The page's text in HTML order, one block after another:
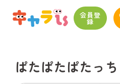
会員登
録
ぱたぱたぱたっち